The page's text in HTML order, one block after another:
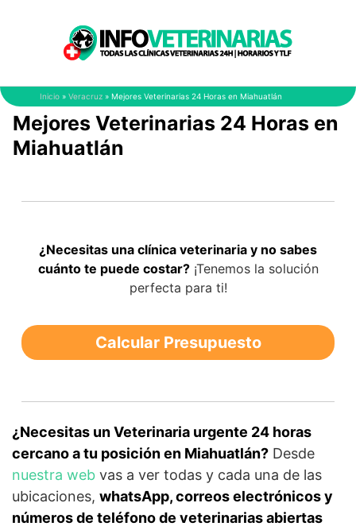
Inicio » Veracruz » Mejores Veterinarias 24 Horas en Miahuatlán
Mejores Veterinarias 24 Horas en
Miahuatlán
¿Necesitas una clínica veterinaria y no sabes
cuánto te puede costar?¡Tenemos la solución
perfecta para ti!
Calcular Presupuesto
¿Necesitas un Veterinaria urgente 24 horas
cercano a tu posición en Miahuatlán? Desde
nuestra web vas a ver todas y cada una de las
ubicaciones, whatsApp, correos electrónicos y
números de teléfono de veterinarias abiertas